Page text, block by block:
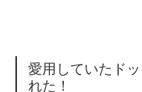
愛用していたド
れた！